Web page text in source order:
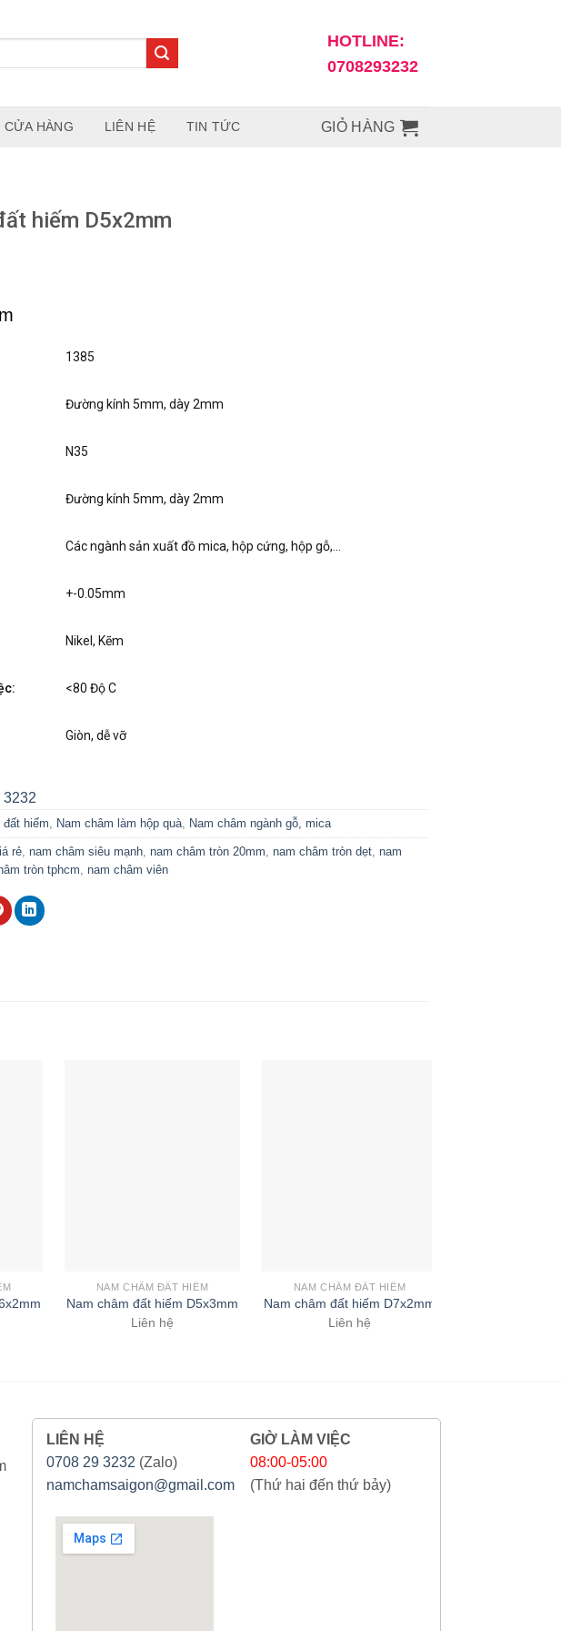
HOTLINE:
0708293232
CỬA HÀNG LIÊN HỆ TIN TỨC GIỎ HÀNG
hiếm D5x2mm
1385
Đường kính 5mm, dày 2mm
N35
Đường kính 5mm, dày 2mm
Các ngành sản xuất đồ mica, hộp cứng, hộp gỗ,...
+-0.05mm
Nikel, Kẽm
<80 Độ C
Giòn, dễ vỡ
3232
đất hiếm, Nam châm làm hộp quà, Nam châm ngành gỗ, mica
rẻ, nam châm siêu mạnh, nam châm tròn 20mm, nam châm tròn dẹt, nam
tròn tphcm, nam châm viên
NAM CHÂM ĐẤT HIẾM
Nam châm đất hiếm D5x3mm
Liên hệ
NAM CHÂM ĐẤT HIẾM
Nam châm đất hiếm D7x2mm
Liên hệ
LIÊN HỆ
0708 29 3232 (Zalo)
namchamsaigon@gmail.com
GIỜ LÀM VIỆC
08:00-05:00
(Thứ hai đến thứ bảy)